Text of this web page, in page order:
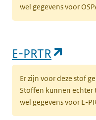
wel gegevens voor
E-PRTR
Er zijn voor deze stof
Stoffen kunnen echter
wel gegevens voor E-